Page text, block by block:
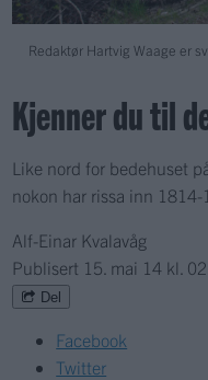
Redaktør Hartvig Waage er
Kjenner du til
Like nord for bedehuset
nokon har rissa inn 1814-
Alf-Einar Kvalavåg
Publisert 15. mai 14 kl.
Del
Facebook
Twitter